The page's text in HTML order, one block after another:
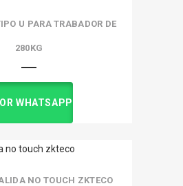
U PARA TRABADOR DE
280KG
WHATSAPP
NO TOUCH ZKTECO